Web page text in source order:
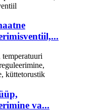
va...